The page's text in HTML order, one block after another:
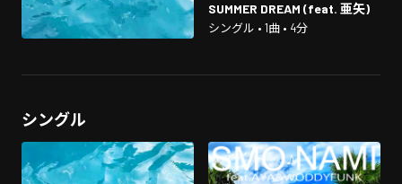
SUMMER DREAM (feat. 亜矢)
シングル • 1曲 • 4分
シングル